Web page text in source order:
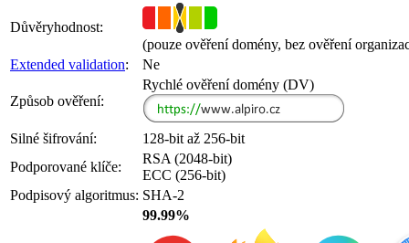
Důvěryhodnost:
(pouze ověření domény, bez ověření
Extended validation: Ne
Způsob ověření:
Rychlé ověření domény (DV)
Silné šifrování:
128-bit až 256-bit
Podporované klíče:
RSA (2048-bit)
ECC (256-bit)
Podpisový algoritmus: SHA-2
99.99%